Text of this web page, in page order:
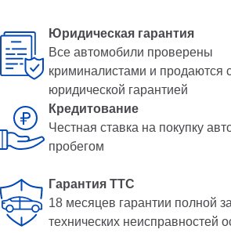
Юридическая гарантия
Все автомобили проверены
криминалистами и продаются
юридической гарантией
Кредитование
Честная ставка на покупку
пробегом
Гарантия ТТС
18 месяцев гарантии полной
технических неисправностей